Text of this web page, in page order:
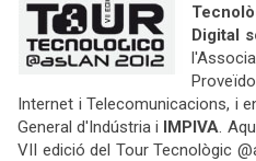
Digital
Internet i Telecomunicacions, i
General d'Indústria i IMPIVA.
VII edició del Tour Tecnològic